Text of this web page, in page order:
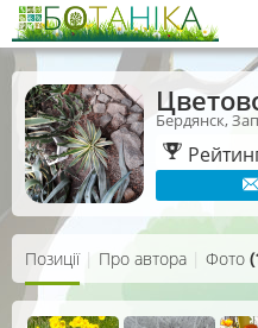
Бердянск,
Позиції| Про автора | Фото